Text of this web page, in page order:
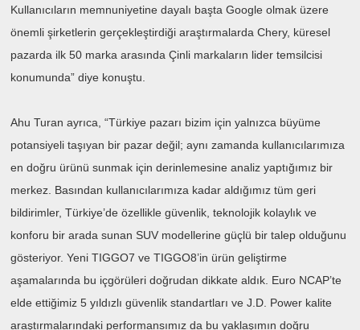
Kullanıcıların memnuniyetine dayalı başta Google olmak üzere
önemli şirketlerin gerçekleştirdiği araştırmalarda Chery, küresel
pazarda ilk 50 marka arasında Çinli markaların lider temsilcisi
konumunda” diye konuştu.
Ahu Turan ayrıca, “Türkiye pazarı bizim için yalnızca büyüme
potansiyeli taşıyan bir pazar değil; aynı zamanda kullanıcılarımıza
en doğru ürünü sunmak için derinlemesine analiz yaptığımız bir
merkez. Basından kullanıcılarımıza kadar aldığımız tüm geri
bildirimler, Türkiye’de özellikle güvenlik, teknolojik kolaylık ve
konforu bir arada sunan SUV modellerine güçlü bir talep olduğunu
gösteriyor. Yeni TIGGO7 ve TIGGO8’in ürün geliştirme
aşamalarında bu içgörüleri doğrudan dikkate aldık. Euro NCAP’te
elde ettiğimiz 5 yıldızlı güvenlik standartları ve J.D. Power kalite
araştırmalarındaki performansımız da bu yaklaşımın doğru